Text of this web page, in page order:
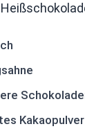
Kakaopulver